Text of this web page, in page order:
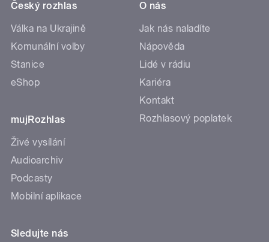
Český rozhlas
Válka na Ukrajině
Komunální volby
Stanice
eShop
mujRozhlas
Živé vysílání
Audioarchiv
Podcasty
Mobilní aplikace
O nás
Jak nás naladíte
Nápověda
Lidé v rádiu
Kariéra
Kontakt
Rozhlasový poplatek
Sledujte nás